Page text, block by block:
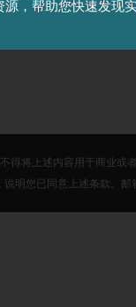
将上述内容用于商业或
明您已同意上述条款。邮
源，帮助您快速发现